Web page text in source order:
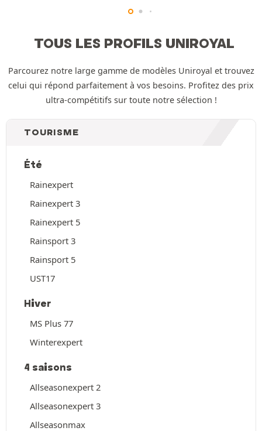
TOUS LES PROFILS UNIROYAL
Parcourez notre large gamme de modèles Uniroyal et trouvez
celui qui répond parfaitement à vos besoins. Profitez des prix
ultra-compétitifs sur toute notre sélection !
TOURISME
Été
Rainexpert
Rainexpert 3
Rainexpert 5
Rainsport 3
Rainsport 5
UST17
Hiver
MS Plus 77
Winterexpert
4 saisons
Allseasonexpert 2
Allseasonexpert 3
Allseasonmax